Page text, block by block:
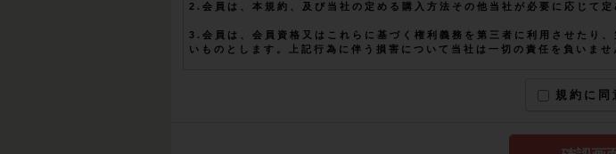
2.会員は、本規約、及び当社の定める購入方法その他当社が必要に応じて
3.会員は、会員資格又はこれらに基づく権利義務を第三者に利用させたり
いものとします。上記行為に伴う損害について当社は一切の責任を負いませ
る盗用・悪用に伴う損害について、当社は責任を負いません。
為、または違反の恐れのあることが発覚した場合には、会員資格は、何ら
規約に同